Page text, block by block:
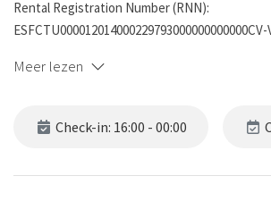
Rental Registration Number (RNN):
Meer lezen
Check-in: 16:00 - 00:00